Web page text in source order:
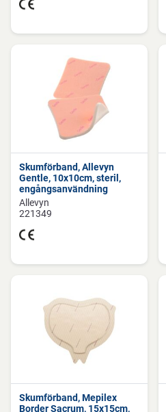
Skumförband, Allevyn
Gentle, 10x10cm, steril,
engångsanvändning
Allevyn
221349
Skumförband, Mepilex
Border Sacrum, 15x15cm,